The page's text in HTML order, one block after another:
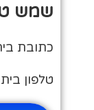
שמש
כתובת
טלפון בית